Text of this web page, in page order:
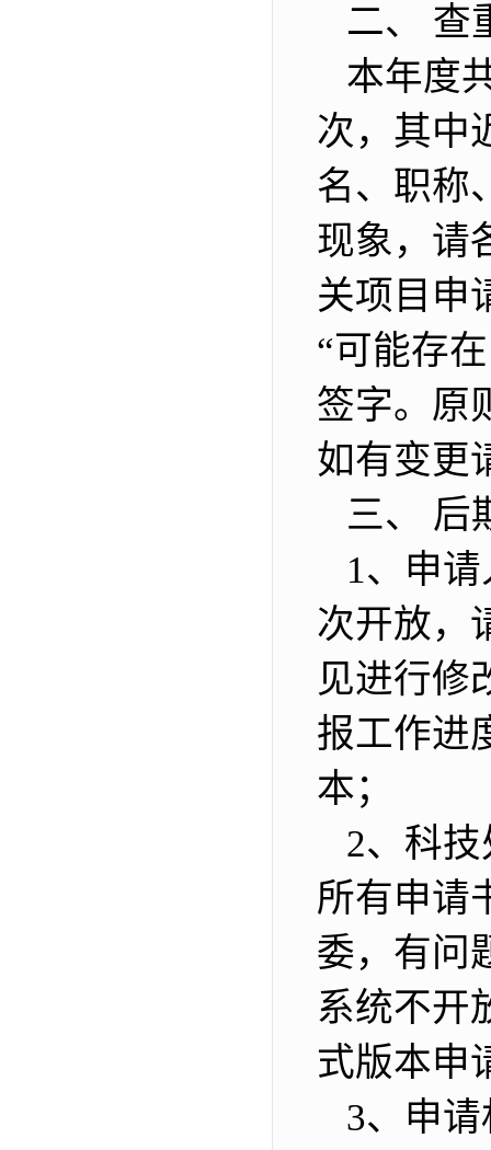
二、 查
本年度
次，其中
名、职称
现象，请
关项目申
“可能存
签字。原
如有变更
三、 后
1、申请
次开放，
见进行修
报工作进
本；
2、科技
所有申请
委，有问
系统不开
式版本申
3、申请